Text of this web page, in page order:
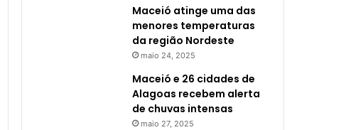
Maceió atinge uma das
menores temperaturas
da região Nordeste
maio 24, 2025
Maceió e 26 cidades de
Alagoas recebem alerta
de chuvas intensas
maio 27, 2025